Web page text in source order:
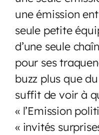
une émission
seule petite
d’une seule
pour ses
buzz plus que
suffit de voir à
« l’Emission
« invités